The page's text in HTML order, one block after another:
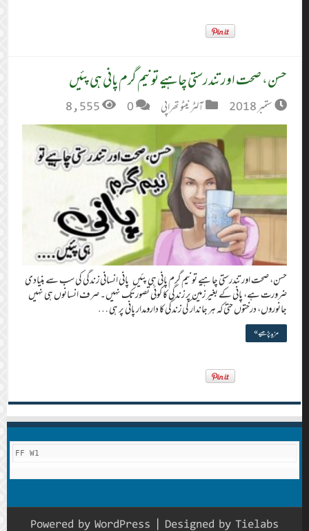
حسن، صحت اور تندرستی چاہیے تو نیم گرم پانی ہی پئیں
ستمبر 2018 آلٹر نیٹو تھراپی 0
8,555
حسن، صحت اور تندرستی چاہیے تو نیم گرم پانی ہی پئیں پانی انسانی زندگی کی سب سے بنیادی
ضرورت ہے، پانی کے بغیر زمین پر زندگی کا کوئی تصور تک نہیں۔ صرف انسانوں ہی نہیں
جانوروں، درختوں حتیٰ کہ ہر جاندار کی زندگی کا دارومدار پانی پر ہی …
مزید پڑھیے »
FF W1
Powered by WordPress | Designed by Tielabs